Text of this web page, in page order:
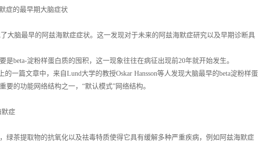
症的最早期大脑症状
大脑最早的阿兹海默症症状。这一发现对于未来的阿兹海默症研究以及早期诊断具
beta-淀粉样蛋白质的囤积，这一现象往往在病征出现前20年就开始发生。
的一篇文章中，来自Lund大学的教授Oskar Hansson等人发现大脑最早的beta淀粉样蛋
要的功能网络结构之一，“默认模式”网络结构。
默症
绿茶提取物的抗氧化以及祛毒特质使得它具有缓解多种严重疾病，例如阿兹海默症